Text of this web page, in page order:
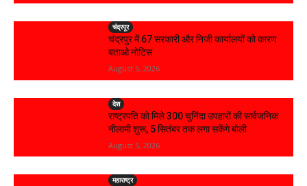
चंद्रपूर
चंद्रपुर में 67 सरकारी और निजी कार्यालयों को कारण
बताओ नोटिस
August 5, 2026
देश
राष्ट्रपति को मिले 300 चुनिंदा उपहारों की सार्वजनिक
नीलामी शुरू, 5 सितंबर तक लगा सकेंगे बोली
August 5, 2026
महाराष्ट्र